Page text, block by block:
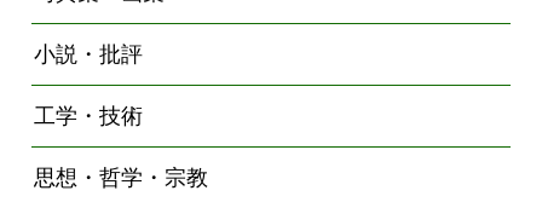
小説・批評
工学・技術
思想・哲学・宗教